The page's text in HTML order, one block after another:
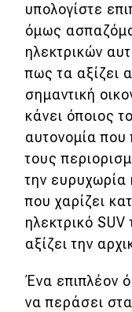
υπολογίστε
όμως
ηλεκτρικών
πως τα αξίζει
σημαντική
κάνει όποιος
αυτονομία που
τους
την ευρυχωρία
που χαρίζει
ηλεκτρικό
αξίζει την
Ένα επιπλέον
να περάσει